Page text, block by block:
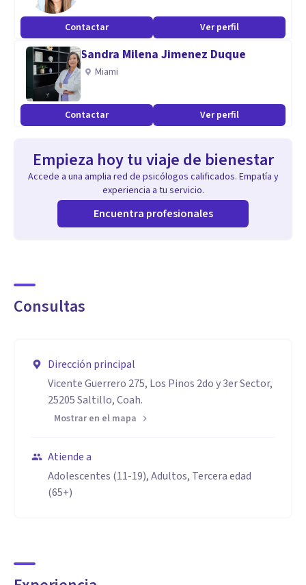
Contactar Ver perfil
Sandra Milena Jimenez Duque
Miami
Contactar Ver perfil
Empieza hoy tu viaje de bienestar
Accede a una amplia red de psicólogos calificados. Empatía y
experiencia a tu servicio.
Encuentra profesionales
Consultas
Dirección principal
Vicente Guerrero 275, Los Pinos 2do y 3er Sector,
25205 Saltillo, Coah.
Mostrar en el mapa
Atiende a
Adolescentes (11-19), Adultos, Tercera edad
(65+)